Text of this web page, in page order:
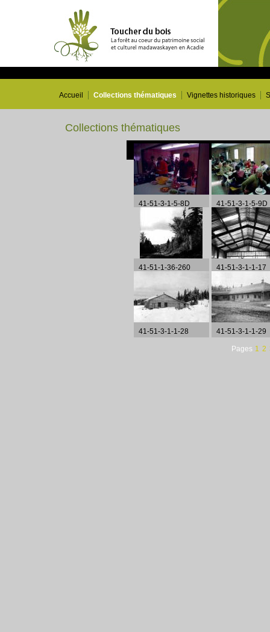
Accueil Collections thématiques Vignettes historiques
Collections thématiques
41-51-3-1-5-8D 41-51-3-1-5-9D
41-51-1-36-260 41-51-3-1-1-17
41-51-3-1-1-28 41-51-3-1-1-29
Pages 1 2